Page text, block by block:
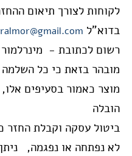
לקוחות לצורך תיאום
בדוא"ל
רשום לכתובת - מינרלמור ת.ד. 26055
מובהר בזאת כי כל
מוצר כאמור בסעיפים
הובלה
ביטול עסקה וקבלת החזר